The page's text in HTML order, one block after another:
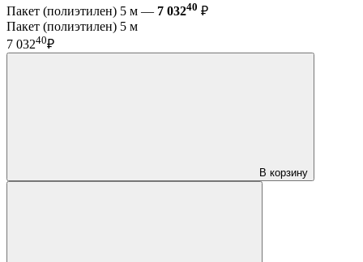
Пакет (полиэтилен) 5 м — 7 03240 ₽
Пакет (полиэтилен) 5 м
7 03240₽
В корзину